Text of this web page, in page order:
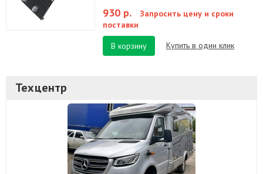
930 р.
Запросить цену и сроки
поставки
В корзину
Купить в один клик
Техцентр